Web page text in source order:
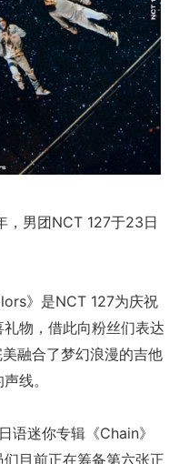
，男团NCT 127于23日
》是NCT 127为庆祝
物，借此向粉丝们表达
融合了梦幻浪漫的吉他
线。
迷你专辑《Chain》
目前正在筹备第六张正